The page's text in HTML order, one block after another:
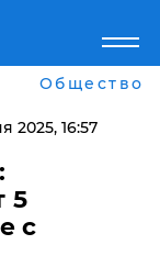
Общество
2025, 16:57
5
с